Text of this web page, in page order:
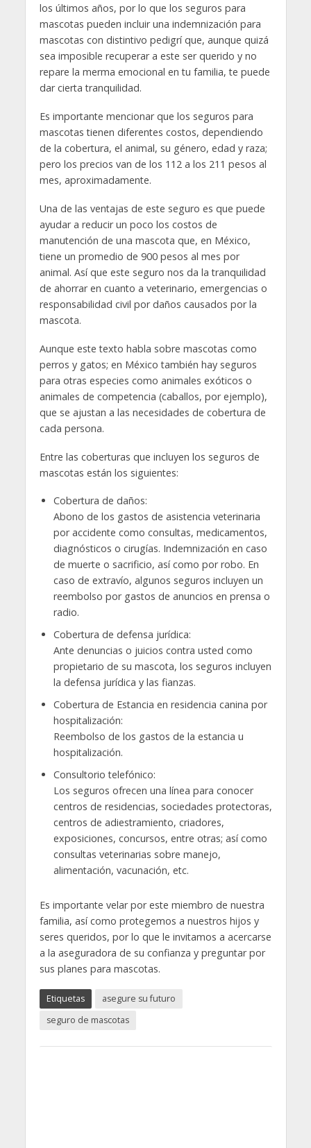
los últimos años, por lo que los seguros para
mascotas pueden incluir una indemnización para
mascotas con distintivo pedigrí que, aunque quizá
sea imposible recuperar a este ser querido y no
repare la merma emocional en tu familia, te puede
dar cierta tranquilidad.
Es importante mencionar que los seguros para
mascotas tienen diferentes costos, dependiendo
de la cobertura, el animal, su género, edad y raza;
pero los precios van de los 112 a los 211 pesos al
mes, aproximadamente.
Una de las ventajas de este seguro es que puede
ayudar a reducir un poco los costos de
manutención de una mascota que, en México,
tiene un promedio de 900 pesos al mes por
animal. Así que este seguro nos da la tranquilidad
de ahorrar en cuanto a veterinario, emergencias o
responsabilidad civil por daños causados por la
mascota.
Aunque este texto habla sobre mascotas como
perros y gatos; en México también hay seguros
para otras especies como animales exóticos o
animales de competencia (caballos, por ejemplo),
que se ajustan a las necesidades de cobertura de
cada persona.
Entre las coberturas que incluyen los seguros de
mascotas están los siguientes:
Cobertura de daños:
Abono de los gastos de asistencia veterinaria
por accidente como consultas, medicamentos,
diagnósticos o cirugías. Indemnización en caso
de muerte o sacrificio, así como por robo. En
caso de extravío, algunos seguros incluyen un
reembolso por gastos de anuncios en prensa o
radio.
Cobertura de defensa jurídica:
Ante denuncias o juicios contra usted como
propietario de su mascota, los seguros incluyen
la defensa jurídica y las fianzas.
Cobertura de Estancia en residencia canina por
hospitalización:
Reembolso de los gastos de la estancia u
hospitalización.
Consultorio telefónico:
Los seguros ofrecen una línea para conocer
centros de residencias, sociedades protectoras,
centros de adiestramiento, criadores,
exposiciones, concursos, entre otras; así como
consultas veterinarias sobre manejo,
alimentación, vacunación, etc.
Es importante velar por este miembro de nuestra
familia, así como protegemos a nuestros hijos y
seres queridos, por lo que le invitamos a acercarse
a la aseguradora de su confianza y preguntar por
sus planes para mascotas.
Etiquetas
asegure su futuro
seguro de mascotas